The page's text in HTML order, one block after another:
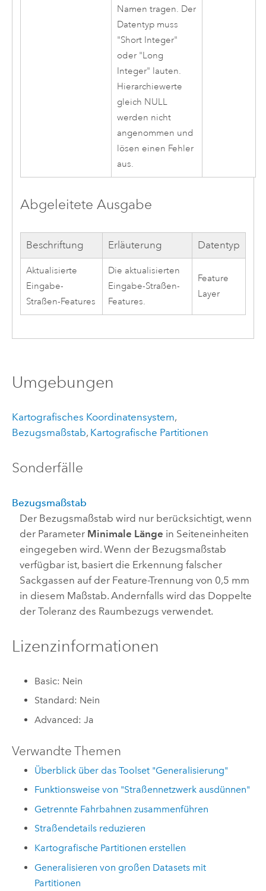
Namen tragen. Der
Datentyp muss
"Short Integer"
oder "Long
Integer" lauten.
Hierarchiewerte
gleich NULL
werden nicht
angenommen und
lösen einen Fehler
aus.
Abgeleitete Ausgabe
Beschriftung Erläuterung Datentyp
Aktualisierte
Eingabe-
Straßen-Features
Die aktualisierten
Eingabe-Straßen-
Features.
Feature
Layer
Umgebungen
Kartografisches Koordinatensystem,
Bezugsmaßstab, Kartografische Partitionen
Sonderfälle
Bezugsmaßstab
Der Bezugsmaßstab wird nur berücksichtigt, wenn
der Parameter Minimale Länge in Seiteneinheiten
eingegeben wird. Wenn der Bezugsmaßstab
verfügbar ist, basiert die Erkennung falscher
Sackgassen auf der Feature-Trennung von 0,5 mm
in diesem Maßstab. Andernfalls wird das Doppelte
der Toleranz des Raumbezugs verwendet.
Lizenzinformationen
Basic: Nein
Standard: Nein
Advanced: Ja
Verwandte Themen
Überblick über das Toolset "Generalisierung"
Funktionsweise von "Straßennetzwerk ausdünnen"
Getrennte Fahrbahnen zusammenführen
Straßendetails reduzieren
Kartografische Partitionen erstellen
Generalisieren von großen Datasets mit
Partitionen